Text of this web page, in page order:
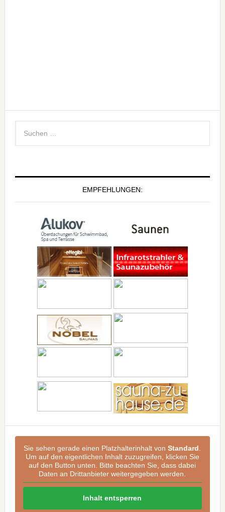
EMPFEHLUNGEN:
Sie sehen gerade einen Platzhalterinhalt vonStandard
Um auf den eigentlichen Inhalt zuzugreifen, klicken Sie
auf den Button unten. Bitte beachten Sie, dass dabei
Daten an Drittanbieter weitergegeben werden.
Inhalt entsperren